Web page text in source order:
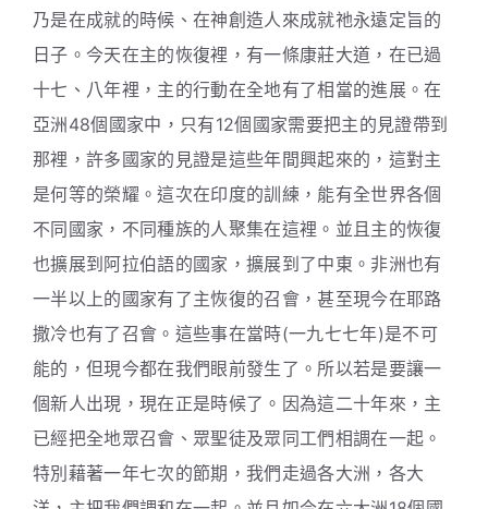
乃是在成就的時候、在神創造人來成就祂永遠定旨的
日子。今天在主的恢復裡，有一條康莊大道，在已過
十七、八年裡，主的行動在全地有了相當的進展。在
亞洲48個國家中，只有12個國家需要把主的見證帶到
那裡，許多國家的見證是這些年間興起來的，這對主
是何等的榮耀。這次在印度的訓練，能有全世界各個
不同國家，不同種族的人聚集在這裡。並且主的恢復
也擴展到阿拉伯語的國家，擴展到了中東。非洲也有
一半以上的國家有了主恢復的召會，甚至現今在耶路
撒冷也有了召會。這些事在當時(一九七七年)是不可
能的，但現今都在我們眼前發生了。所以若是要讓一
個新人出現，現在正是時候了。因為這二十年來，主
已經把全地眾召會、眾聖徒及眾同工們相調在一起。
特別藉著一年七次的節期，我們走過各大洲，各大